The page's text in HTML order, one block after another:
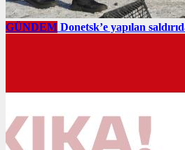
GÜNDEM Donetsk’e yapılan